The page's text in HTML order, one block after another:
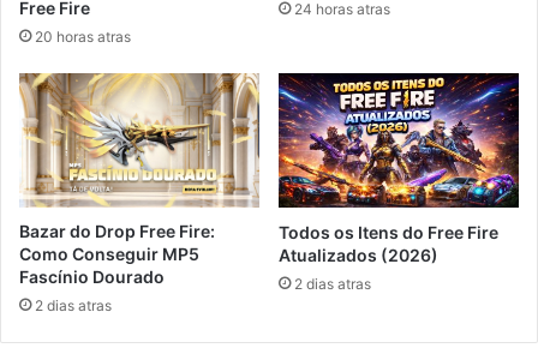
Free Fire
20 horas atras
24 horas atras
Bazar do Drop Free Fire:
Como Conseguir MP5
Fascínio Dourado
2 dias atras
Todos os Itens do Free Fire
Atualizados (2026)
2 dias atras